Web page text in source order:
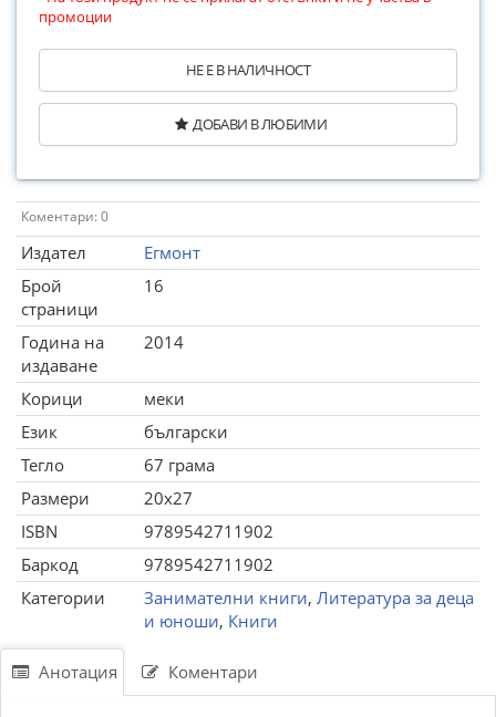
промоции
НЕ Е В НАЛИЧНОСТ
ДОБАВИ В ЛЮБИМИ
Коментари: 0
Издател
Егмонт
Брой
страници
16
Година на
издаване
2014
Корици
меки
Език
български
Тегло
67 грама
Размери
20x27
ISBN
9789542711902
Баркод
9789542711902
Категории
Занимателни книги, Литература за деца
и юноши, Книги
Анотация Коментари